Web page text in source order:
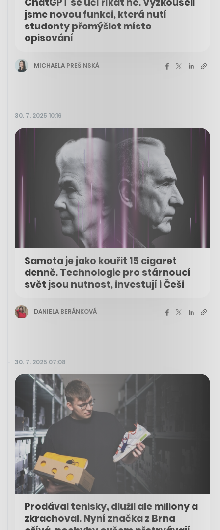
ChatGPT se učí říkat ne. Vyzkoušeli
jsme novou funkci, která nutí
studenty přemýšlet místo
opisování
MICHAELA PREŠINSKÁ
30. 7. 2025 10:16
Samota je jako kouřit 15 cigaret
denně. Technologie pro stárnoucí
svět jsou nutnost, investují i Češi
DANIELA BERÁNKOVÁ
30. 7. 2025 07:08
Prodával tenisky, dlužil ale miliony a
zkrachoval. Nyní značka z Brna